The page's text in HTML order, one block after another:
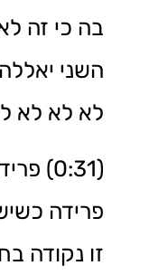
בה כי זה
השני
לא לא לא
(0:31)
פרידה
זו נקודה